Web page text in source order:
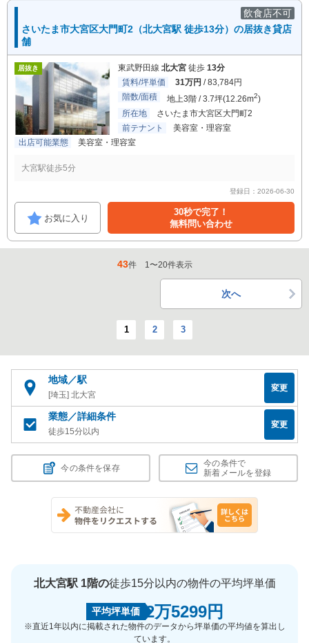
飲食店不可
さいたま市大宮区大門町2（北大宮駅 徒歩13分）の居抜き貸店
舗
居抜き 東武野田線 北大宮 徒歩 13分
賃料/坪単価
31万円 / 83,784円
階数/面積
地上3階 / 3.7坪(12.26m2)
所在地
さいたま市大宮区大門町2
前テナント
美容室・理容室
出店可能業態
美容室・理容室
大宮駅徒歩5分
登録日：2026-06-30
お気に入り
30秒で完了！
無料問い合わせ
43件 1〜20件表示
次へ
1 2 3
地域／駅
[埼玉] 北大宮
変更
業態／詳細条件
徒歩15分以内
変更
今の条件を保存
今の条件で
新着メールを登録
北大宮駅 1階の徒歩15分以内の物件の平均坪単価
平均坪単価 2万5299円
※直近1年以内に掲載された物件のデータから坪単価の平均値を算出し
ています。